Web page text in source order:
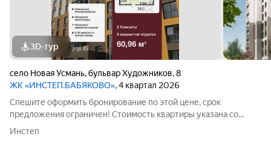
3D-тур
село Новая Усмань,бульвар Художников,8
ЖК «ИНСТЕП.БАБЯКОВО», 4 квартал 2026
Спешите оформить бронирование по этой цене, срок
предложения ограничен! Стоимость квартиры указана со
скидкой, ваша экономия составит 609,600 руб. Звоните, наши
Инстеп